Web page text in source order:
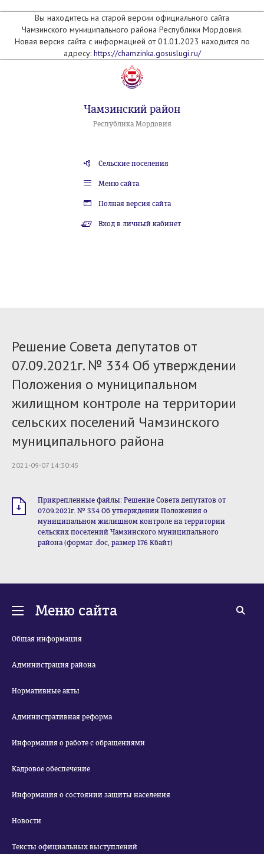
Вы находитесь на старой версии официального сайта
Чамзинского муниципального района Республики Мордовия.
Новая версия сайта с информацией от 01.01.2023 находится по
адресу: https://chamzinka.gosuslugi.ru/
Чамзинский район
Республика Мордовия
Сельские поселения
Меню сайта
Полная версия сайта
Вход в личный кабинет
Решение Совета депутатов от
07.09.2021г. № 334 Об утверждении
Положения о муниципальном
жилищном контроле на территории
сельских поселений Чамзинского
муниципального района
2021-09-07 14:30:45
Прикрепленные файлы: Решение Совета депутатов от
07.09.2021г. № 334 Об утверждении Положения о
муниципальном жилищном контроле на территории
сельских поселений Чамзинского муниципального
района (формат .doc, размер 176 Кбайт)
Меню сайта
Общая информация
Администрация района
Нормативные акты
Административная реформа
Информация о работе с обращениями
Кадровое обеспечение
Информация о состоянии защиты населения
Новости
Тексты официальных выступлений